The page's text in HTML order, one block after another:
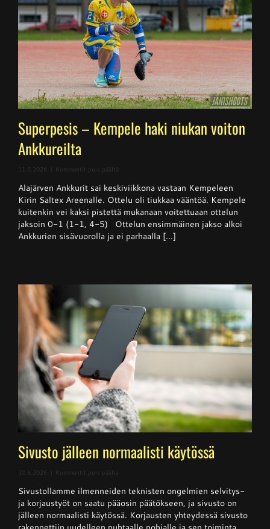
Superpesis – Kempele haki niukan voiton
Ankkureilta
11.6.2026 Kommentit pois päältä
–
Kempele
haki
niukan
voiton
Ankkureilta
Alajärven Ankkurit sai keskiviikkona vastaan Kempeleen
Kirin Saltex Areenalle. Ottelu oli tiukkaa vääntöä. Kempele
kuitenkin vei kaksi pistettä mukanaan voitettuaan ottelun
jaksoin 0-1 (1-1, 4-5) Ottelun ensimmäinen jakso alkoi
Ankkurien sisävuorolla ja ei parhaalla [...]
Sivusto jälleen normaalisti käytössä
10.6.2026 Kommentit pois päältä
jälleen
normaalisti
käytössä
Sivustollamme ilmenneiden teknisten ongelmien selvitys-
ja korjaustyöt on saatu pääosin päätökseen, ja sivusto on
jälleen normaalisti käytössä. Korjausten yhteydessä sivusto